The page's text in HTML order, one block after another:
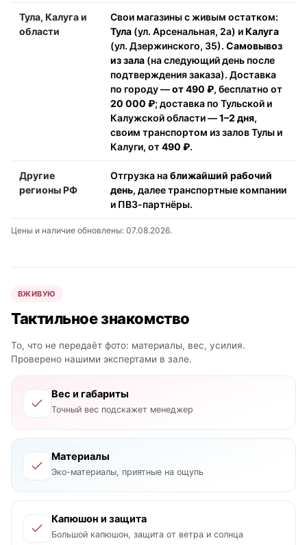
Тула, Калуга и
области
Свои магазины с живым остатком:
Тула (ул. Арсенальная, 2а) иКалуга
(ул. Дзержинского, 35). Самовывоз
из зала (на следующий день после
подтверждения заказа). Доставка
по городу —от 490 ₽, бесплатно от
20 000 ₽; доставка по Тульской и
Калужской области —1–2 дня,
своим транспортом из залов Тулы и
Калуги, от490 ₽.
Другие
регионы РФ
Отгрузка наближайший рабочий
день, далее транспортные компании
и ПВЗ-партнёры.
Цены и наличие обновлены: 07.08.2026.
ВЖИВУЮ
Тактильное знакомство
То, что не передаёт фото: материалы, вес, усилия.
Проверено нашими экспертами в зале.
Вес и габариты
Точный вес подскажет менеджер
Материалы
Эко-материалы, приятные на ощупь
Капюшон и защита
Большой капюшон, защита от ветра и солнца